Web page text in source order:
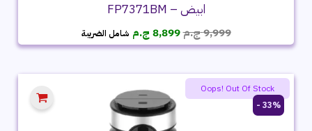
ابيض – FP7371BM
9,999ج.مالسعر
الأصلي
9,999 ج.م.
8,899 ج.م السعر
الحالي
8,899 ج.م.
شامل الضريبة
33% -
Oops! Out Of Stock